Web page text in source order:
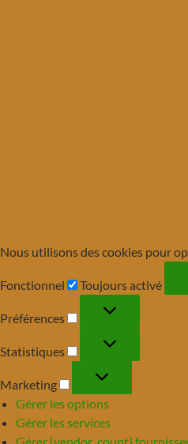
Nous utilisons des cookies pour
Fonctionnel
Toujours activé
Préférences
Préférences
Statistiques
Statistiques
Marketing
Marketing
Gérer les options
Gérer les services